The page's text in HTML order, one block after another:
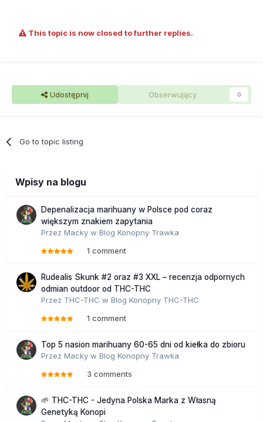
This topic is now closed to further replies.
Udostępnij Obserwujący 0
Go to topic listing
Wpisy na blogu
Depenalizacja marihuany w Polsce pod coraz
większym znakiem zapytania
Przez Macky w Blog Konopny Trawka
1 comment
Rudealis Skunk #2 oraz #3 XXL – recenzja odpornych
odmian outdoor od THC-THC
Przez THC-THC w Blog Konopny THC-THC
1 comment
Top 5 nasion marihuany 60-65 dni od kiełka do zbioru
Przez Macky w Blog Konopny Trawka
3 comments
🌱 THC-THC - Jedyna Polska Marka z Własną
Genetyką Konopi